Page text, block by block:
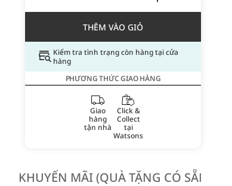
THÊM VÀO GIỎ
Kiểm tra tình trạng còn hàng tại cửa
hàng
PHƯƠNG THỨC GIAO HÀNG
Giao
hàng
tận nhà
Click &
Collect
tại
Watsons
KHUYẾN MÃI (QUÀ TẶNG CÓ SẴN